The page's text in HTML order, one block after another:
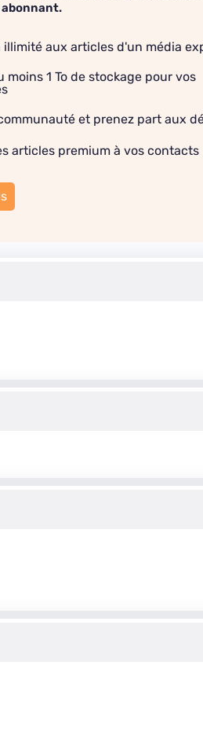
abonnant.
illimité aux articles d'un média
moins 1 To de stockage pour vos
et prenez part aux
articles premium à vos contacts